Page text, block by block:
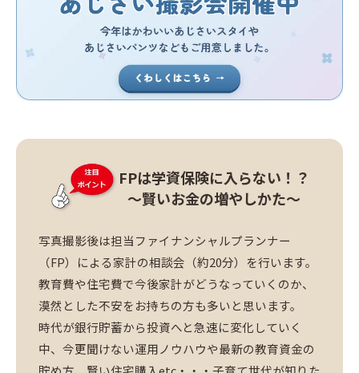
FPは学資保険に入らない！？
～賢いお金の増やしかた～
写真撮影後は担当ファイナンシャルプランナー
（FP）による家計の相談会（約20分）を行います。
教育費や住宅費で今後家計がどうなっていくのか、
漠然とした不安をお持ちの方も多いと思います。
時代が銀行貯蓄から投資へと急速に変化していく
中、今更聞けない運用ノウハウや最新の教育資金の